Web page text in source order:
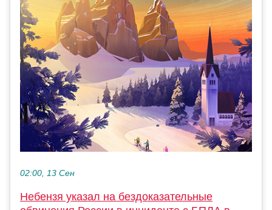
02:00, 13 Сен
Небензя указал на бездоказательные